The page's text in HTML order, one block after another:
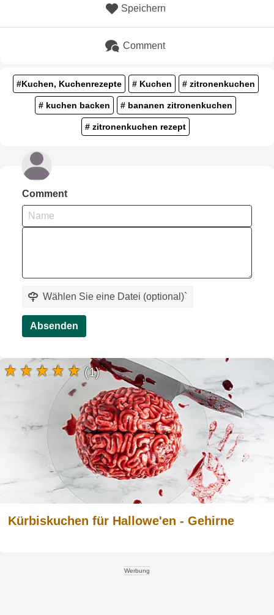
Speichern
Comment
#Kuchen, Kuchenrezepte # Kuchen # zitronenkuchen
# kuchen backen # bananen zitronenkuchen
# zitronenkuchen rezept
Comment
Wählen Sie eine Datei (optional)`
Absenden
Kürbiskuchen für Hallowe'en - Gehirne
(1)
Werbung